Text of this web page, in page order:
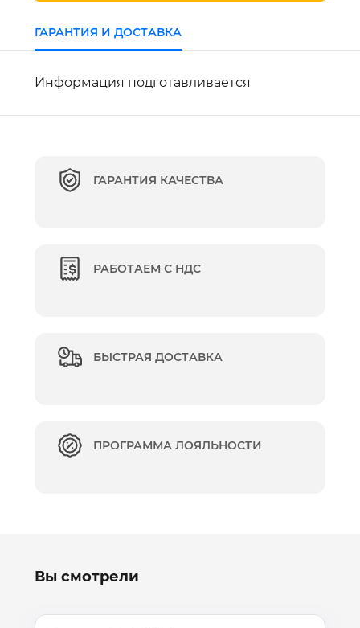
ГАРАНТИЯ И ДОСТАВКА
Информация подготавливается
ГАРАНТИЯ КАЧЕСТВА
РАБОТАЕМ С НДС
БЫСТРАЯ ДОСТАВКА
ПРОГРАММА ЛОЯЛЬНОСТИ
Вы смотрели